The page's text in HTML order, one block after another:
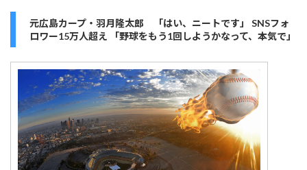
元広島カープ・羽月隆太郎 「はい、ニートです」 SNSフォ
ロワー15万人超え 「野球をもう1回しようかなって、本気で」